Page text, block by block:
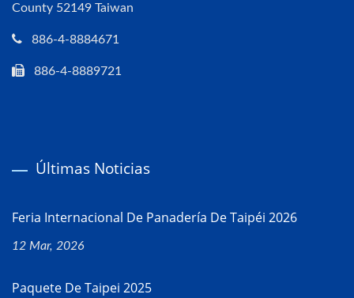
County 52149 Taiwan
886-4-8884671
886-4-8889721
Últimas Noticias
Feria Internacional De Panadería De Taipéi 2026
12 Mar, 2026
Paquete De Taipei 2025